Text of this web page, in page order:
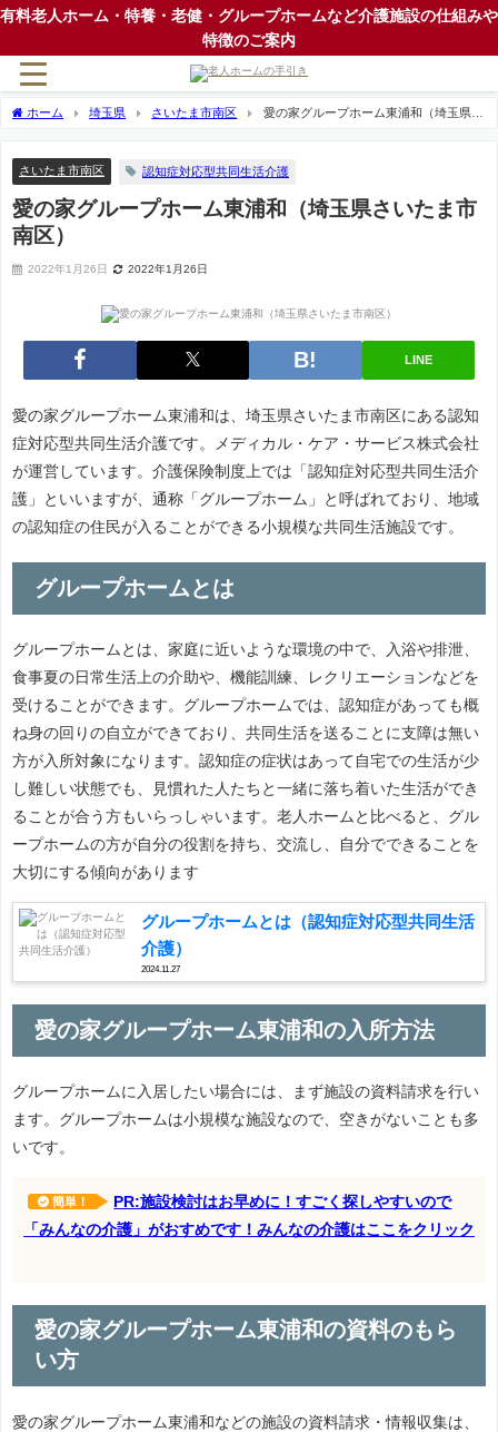
有料老人ホーム・特養・老健・グループホームなど介護施設の仕組みや
特徴のご案内
ホーム 埼玉県 さいたま市南区
愛の家グループホーム東浦和（埼玉県さ
さいたま市南区 認知症対応型共同生活介護
愛の家グループホーム東浦和（埼玉県さいたま市
南区）
2022年1月26日 2022年1月26日
LINE
愛の家グループホーム東浦和は、埼玉県さいたま市南区にある認知
症対応型共同生活介護です。メディカル・ケア・サービス株式会社
が運営しています。介護保険制度上では「認知症対応型共同生活介
護」といいますが、通称「グループホーム」と呼ばれており、地域
の認知症の住民が入ることができる小規模な共同生活施設です。
グループホームとは
グループホームとは、家庭に近いような環境の中で、入浴や排泄、
食事夏の日常生活上の介助や、機能訓練、レクリエーションなどを
受けることができます。グループホームでは、認知症があっても概
ね身の回りの自立ができており、共同生活を送ることに支障は無い
方が入所対象になります。認知症の症状はあって自宅での生活が少
し難しい状態でも、見慣れた人たちと一緒に落ち着いた生活ができ
ることが合う方もいらっしゃいます。老人ホームと比べると、グル
ープホームの方が自分の役割を持ち、交流し、自分でできることを
大切にする傾向があります
グループホームとは（認知症対応型共同生活
介護）
2024.11.27
愛の家グループホーム東浦和の入所方法
グループホームに入居したい場合には、まず施設の資料請求を行い
ます。グループホームは小規模な施設なので、空きがないことも多
いです。
簡単！
PR:施設検討はお早めに！すごく探しやすいので
「みんなの介護」がおすめです！みんなの介護はここをクリック
愛の家グループホーム東浦和の資料のもら
い方
愛の家グループホーム東浦和などの施設の資料請求・情報収集は、